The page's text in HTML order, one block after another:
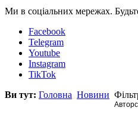
Ми в соціальних мережах.
Facebook
Telegram
Youtube
Instagram
TikTok
Ви тут: Головна Новини